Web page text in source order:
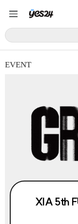
EVENT
XIA 5th